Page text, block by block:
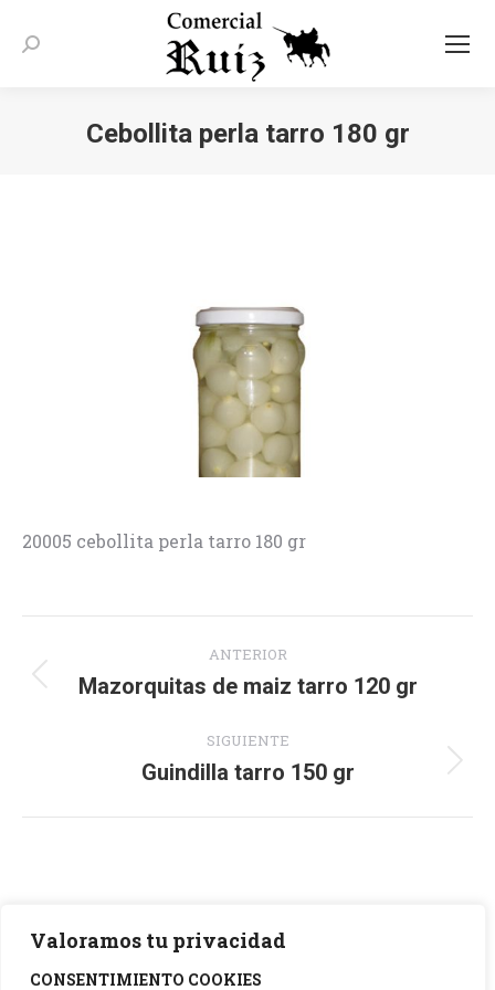
Valoramos tu privacidad
CONSENTIMIENTO COOKIES
Buscar:
Cebollita perla tarro 180 gr
20005 cebollita perla tarro 180 gr
Navegación
entre
ANTERIOR
Proyecto
Mazorquitas de maiz tarro 120 gr
SIGUIENTE
Proyecto
Guindilla tarro 150 gr